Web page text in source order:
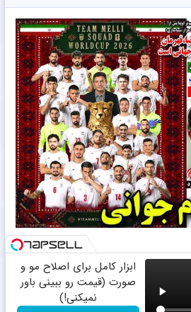
ابزار کامل برای اصلاح مو و
صورت (قیمت رو ببینی باور
نمیکنی!)